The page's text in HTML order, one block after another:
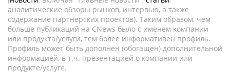
аналитические обзоры рынков, интервью, а также
содержание партнёрских проектов). Таким образом, чем
больше публикаций на CNews было с именем компании
или продукта/услуги, тем более информативен профиль.
Профиль может быть дополнен (обогащен) дополнительной
информацией, в т.ч. презентацией о компании или
продукте/услуге.